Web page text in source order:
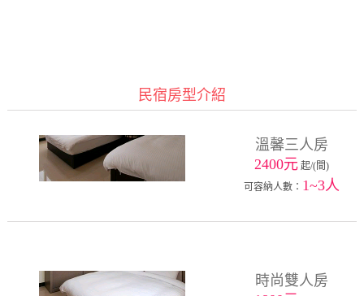
民宿房型介紹
溫馨三人房
2400元 起/(間)
可容納人數： 1~3人
時尚雙人房